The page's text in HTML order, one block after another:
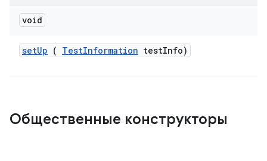
void
setUp ( TestInformation testInfo)
Общественные конструкторы